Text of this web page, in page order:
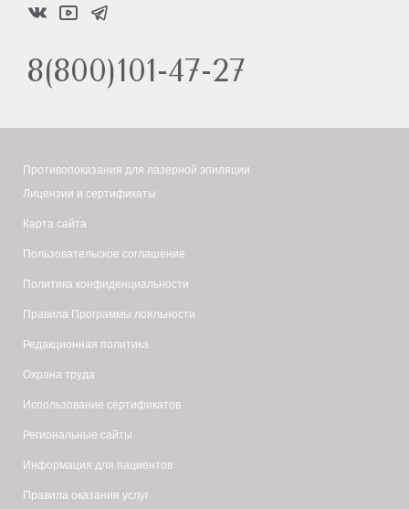
8(800)101-47-27
Противопоказания для лазерной эпиляции
Лицензии и сертификаты
Карта сайта
Пользовательское соглашение
Политика конфиденциальности
Правила Программы лояльности
Редакционная политика
Охрана труда
Использование сертификатов
Региональные сайты
Информация для пациентов
Правила оказания услуг